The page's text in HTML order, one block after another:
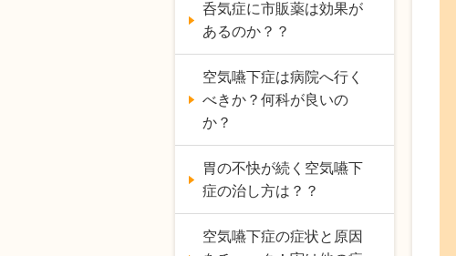
呑気症に市販薬は効果が
あるのか？？
空気嚥下症は病院へ行く
べきか？何科が良いの
か？
胃の不快が続く空気嚥下
症の治し方は？？
空気嚥下症の症状と原因